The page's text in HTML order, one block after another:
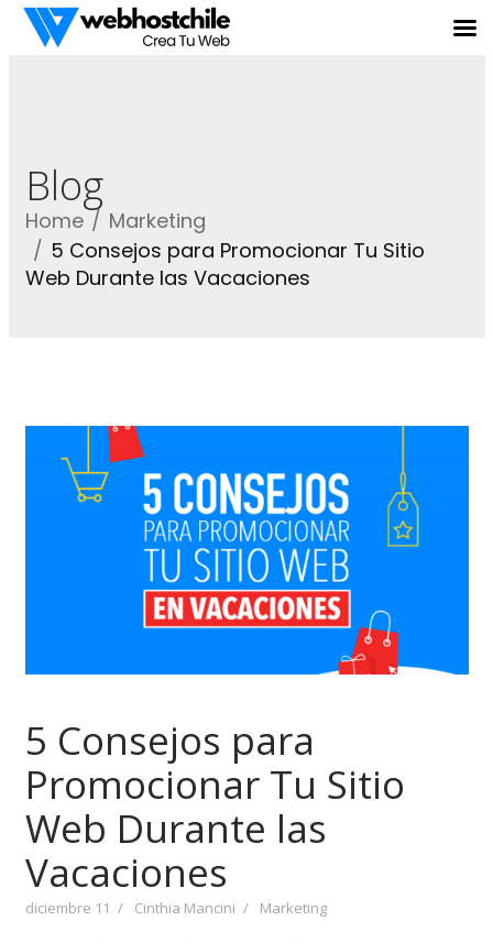
Blog
Home
Marketing
5 Consejos para Promocionar Tu Sitio
Web Durante las Vacaciones
5 Consejos para
Promocionar Tu Sitio
Web Durante las
Vacaciones
diciembre 11 Cinthia Mancini Marketing